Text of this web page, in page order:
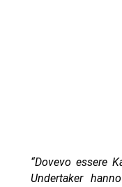
“Dovevo essere
Undertaker